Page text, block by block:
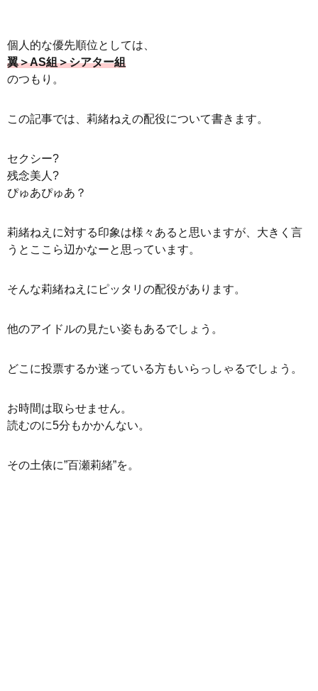
個人的な優先順位としては、
翼＞AS組＞シアター組
のつもり。
この記事では、莉緒ねえの配役について書きます。
セクシー?
残念美人?
ぴゅあぴゅあ？
莉緒ねえに対する印象は様々あると思いますが、大きく言
うとここら辺かなーと思っています。
そんな莉緒ねえにピッタリの配役があります。
他のアイドルの見たい姿もあるでしょう。
どこに投票するか迷っている方もいらっしゃるでしょう。
お時間は取らせません。
読むのに5分もかかんない。
その土俵に”百瀬莉緒”を。